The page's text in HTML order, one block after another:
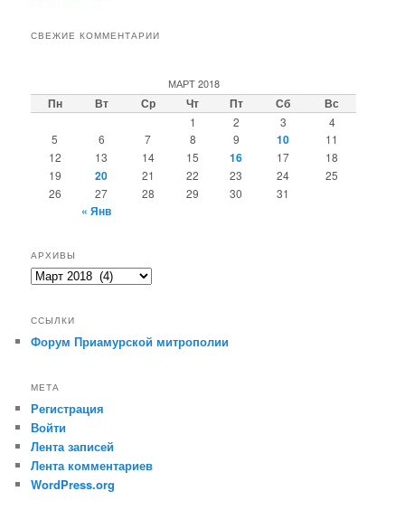
СВЕЖИЕ КОММЕНТАРИИ
МАРТ 2018
Пн Вт Ср Чт Пт Сб Вс
1 2 3
4
5
6 7 8 9 10
11
12
13 14 15 16 17
18
19
20 21 22 23 24
25
26
27 28 29 30 31
« Янв
АРХИВЫ
Архивы
ССЫЛКИ
Форум Приамурской митрополии
МЕТА
Регистрация
Войти
Лента записей
Лента комментариев
WordPress.org